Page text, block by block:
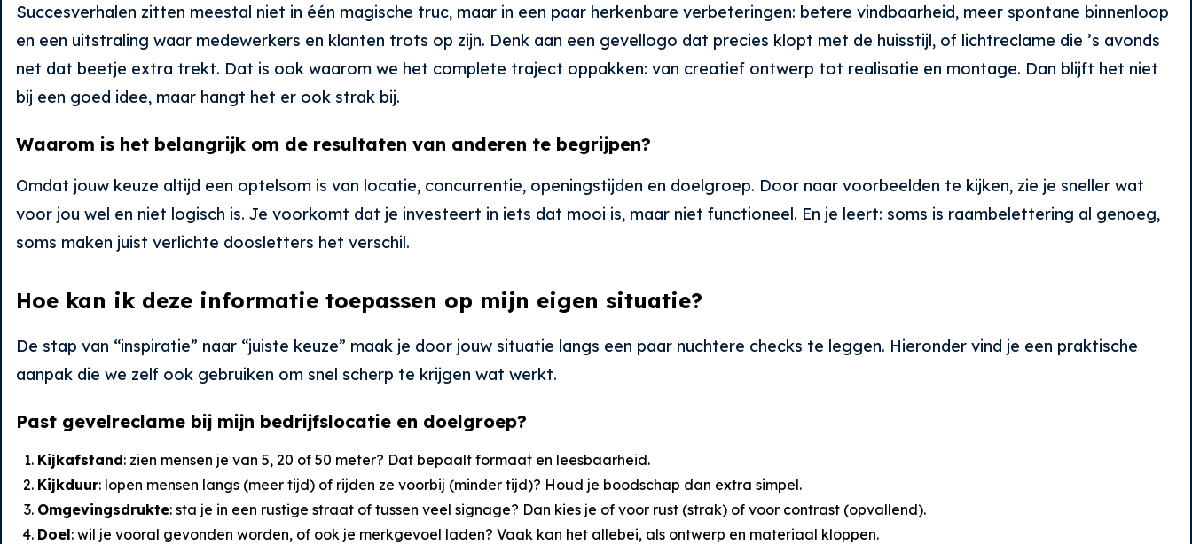
Succesverhalen zitten meestal niet in één magische truc, maar in een paar herkenbare verbeteringen: betere vindbaarheid, meer spontane binnenloop
en een uitstraling waar medewerkers en klanten trots op zijn. Denk aan een gevellogo dat precies klopt met de huisstijl, of lichtreclame die ’s avonds
net dat beetje extra trekt. Dat is ook waarom we het complete traject oppakken: van creatief ontwerp tot realisatie en montage. Dan blijft het niet
bij een goed idee, maar hangt het er ook strak bij.
Waarom is het belangrijk om de resultaten van anderen te begrijpen?
Omdat jouw keuze altijd een optelsom is van locatie, concurrentie, openingstijden en doelgroep. Door naar voorbeelden te kijken, zie je sneller wat
voor jou wel en niet logisch is. Je voorkomt dat je investeert in iets dat mooi is, maar niet functioneel. En je leert: soms is raambelettering al genoeg,
soms maken juist verlichte doosletters het verschil.
Hoe kan ik deze informatie toepassen op mijn eigen situatie?
De stap van “inspiratie” naar “juiste keuze” maak je door jouw situatie langs een paar nuchtere checks te leggen. Hieronder vind je een praktische
aanpak die we zelf ook gebruiken om snel scherp te krijgen wat werkt.
Past gevelreclame bij mijn bedrijfslocatie en doelgroep?
Kijkafstand: zien mensen je van 5, 20 of 50 meter? Dat bepaalt formaat en leesbaarheid.
Kijkduur: lopen mensen langs (meer tijd) of rijden ze voorbij (minder tijd)? Houd je boodschap dan extra simpel.
Omgevingsdrukte: sta je in een rustige straat of tussen veel signage? Dan kies je of voor rust (strak) of voor contrast (opvallend).
Doel: wil je vooral gevonden worden, of ook je merkgevoel laden? Vaak kan het allebei, als ontwerp en materiaal kloppen.